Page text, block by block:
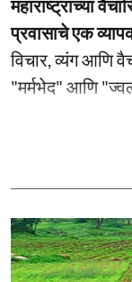
महाराष्ट्राच्या
प्रवासाचे एक
विचार, व्यंग आणि
"मर्मभेद" आणि